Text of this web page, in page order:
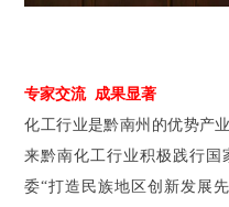
专家交流 成果显著
化工行业是黔南州的优势产
来黔南化工行业积极践行国
委“打造民族地区创新发展